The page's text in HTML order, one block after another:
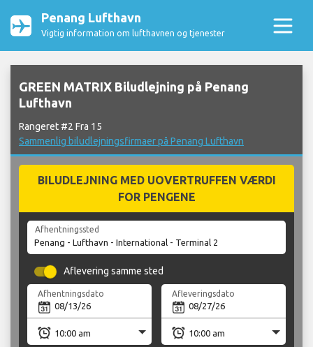
Penang Lufthavn
Vigtig information om lufthavnen og tjenester
GREEN MATRIX Biludlejning på Penang
Lufthavn
Rangeret #2 Fra 15
Sammenlig biludlejningsfirmaer på Penang Lufthavn
BILUDLEJNING MED UOVERTRUFFEN VÆRDI
FOR PENGENE
Afhentningssted
Aflevering samme sted
Afhentningsdato Afleveringsdato